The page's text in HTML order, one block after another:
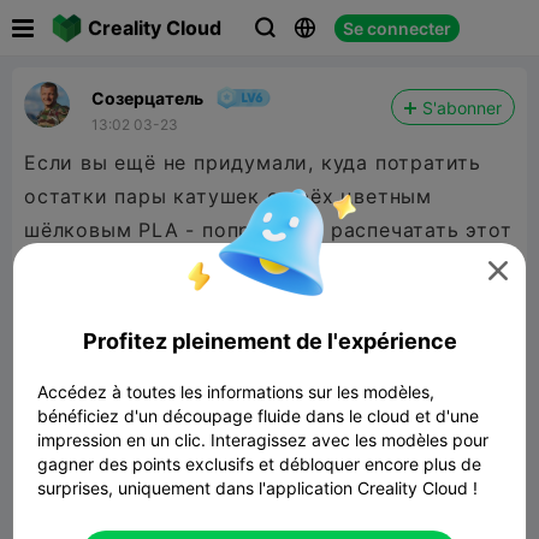
Creality Cloud   Se connecter
Созерцатель
13:02 03-23
S'abonner
Если вы ещё не придумали, куда потратить
остатки пары катушек с трёх цветным
шёлковым PLA - попробуйте распечатать этот

Profitez pleinement de l'expérience
Accédez à toutes les informations sur les modèles,
bénéficiez d'un découpage fluide dans le cloud et d'une
impression en un clic. Interagissez avec les modèles pour
gagner des points exclusifs et débloquer encore plus de
surprises, uniquement dans l'application Creality Cloud !